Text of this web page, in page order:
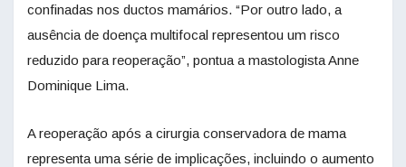
confinadas nos ductos mamários. “Por outro lado, a
ausência de doença multifocal representou um risco
reduzido para reoperação”, pontua a mastologista Anne
Dominique Lima.
A reoperação após a cirurgia conservadora de mama
representa uma série de implicações, incluindo o aumento